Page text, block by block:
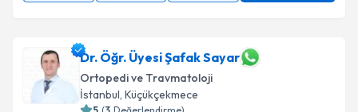
Dr. Öğr. Üyesi Şafak Sayar
Ortopedi ve Travmatoloji
İstanbul, Küçükçekmece